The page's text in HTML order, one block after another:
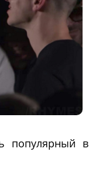
популярный в